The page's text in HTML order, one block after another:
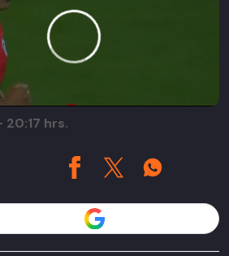
20:17 hrs.